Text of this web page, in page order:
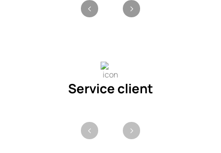
Service client